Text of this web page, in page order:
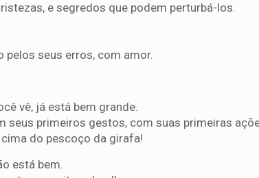
e segredos que podem perturbá-los.
pelos seus erros, com amor.
vê, já está bem grande.
seus primeiros gestos, com suas primeiras
do pescoço da girafa!
está bem.